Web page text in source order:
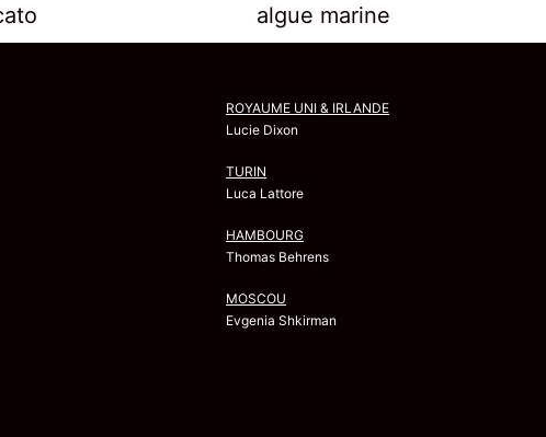
algue marine
ROYAUME UNI & IRLANDE
Lucie Dixon
TURIN
Luca Lattore
HAMBOURG
Thomas Behrens
MOSCOU
Evgenia Shkirman